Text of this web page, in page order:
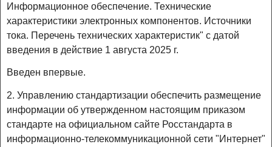
Информационное обеспечение. Технические
характеристики электронных компонентов. Источники
тока. Перечень технических характеристик" с датой
введения в действие 1 августа 2025 г.
Введен впервые.
2. Управлению стандартизации обеспечить размещение
информации об утвержденном настоящим приказом
стандарте на официальном сайте Росстандарта в
информационно-телекоммуникационной сети "Интернет"